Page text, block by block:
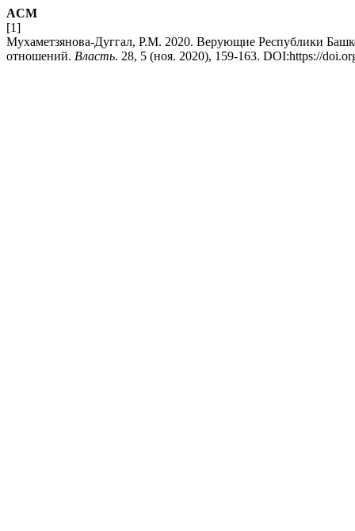
ACM
[1]
Мухаметзянова-Дуггал, Р.М. 2020. Верующие Республики
отношений. Власть. 28, 5 (ноя. 2020), 159-163. DOI:https://